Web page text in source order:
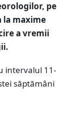
pe
la maxime
a vremii
intervalul 11-
săptămâni